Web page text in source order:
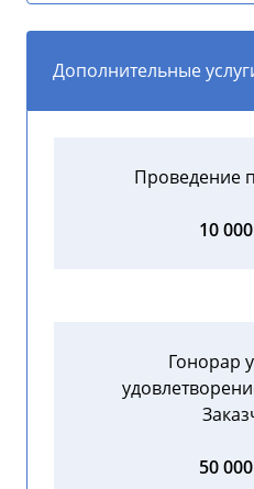
Дополнительные
Проведение
10
Гонорар
50